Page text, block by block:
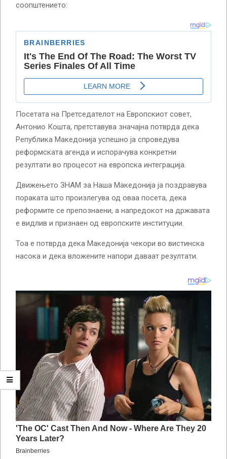
соопштението:
Посетата на Претседателот на Европскиот совет,
Антонио Кошта, претставува значајна потврда дека
Република Македонија успешно ја спроведува
реформската агенда и испорачува конкретни
резултати во процесот на европска интеграција.
Движењето ЗНАМ за Наша Македонија ја поздравува
пораката што произлегува од оваа посета, дека
реформите се препознаени, а напредокот на државата
е видлив и признаен од европските институции.
Тоа е потврда дека Македонија чекори во вистинска
насока и дека вложените напори даваат резултати.